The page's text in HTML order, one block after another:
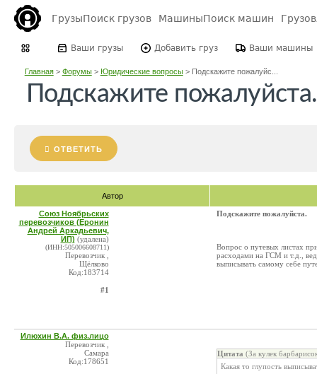
ГрузыПоиск грузов МашиныПоиск машин
Ваши грузы Добавить груз Ваши машины
Главная> Форумы> Юридические вопросы> Подскажите пожалуйс...
Подскажите пожалуйста.
ОТВЕТИТЬ
Автор
Союз Ноябрьских
перевозчиков (Еронин
Андрей Аркадьевич,
ИП) (удалена)
(ИНН:505006608711)
Перевозчик ,
Щёлково
Код:183714
#1
Подскажите пожалуйста.
Вопрос о путевых листах
расходами на ГСМ и т.д.,
выписывать самому себе
Илюхин В.А. физ.лицо
Перевозчик ,
Самара
Код:178651
Цитата (За кулек
Какая то глупость